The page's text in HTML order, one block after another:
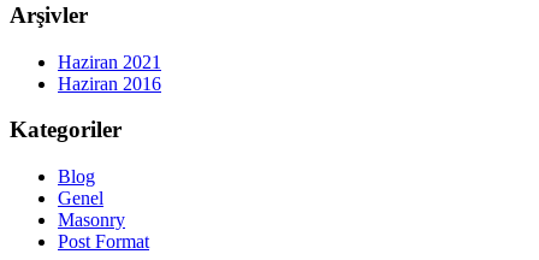
Arşivler
Haziran 2021
Haziran 2016
Kategoriler
Blog
Genel
Masonry
Post Format